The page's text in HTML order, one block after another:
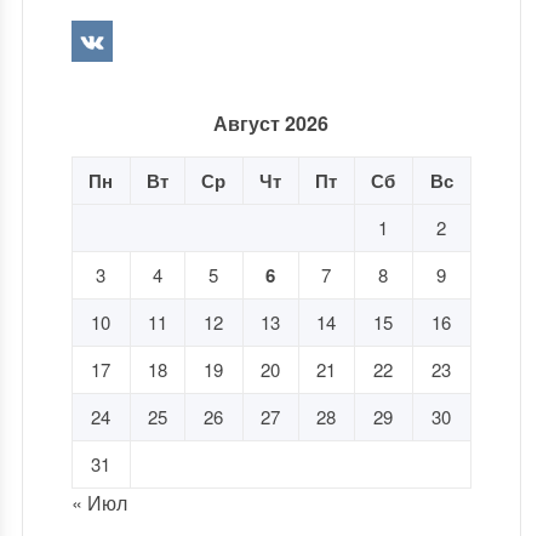
Август 2026
Пн Вт Ср Чт Пт Сб Вс
1
2
3
4 5 6 7 8
9
10
11 12 13 14 15
16
17
18 19 20 21 22
23
24
25 26 27 28 29
30
31
« Июл